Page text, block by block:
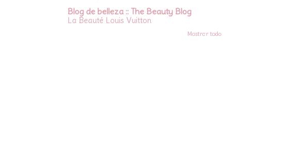
Blog de belleza :: The Beauty Blog
La Beauté Louis Vuitton
Mostrar todo